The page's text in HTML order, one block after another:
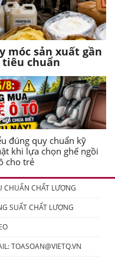
móc sản xuất gần
tiêu chuẩn
đúng quy chuẩn kỹ
khi lựa chọn ghế ngồi
cho trẻ
CHUẨN CHẤT LƯỢNG
SUẤT CHẤT LƯỢNG
TOASOAN@VIETQ.VN